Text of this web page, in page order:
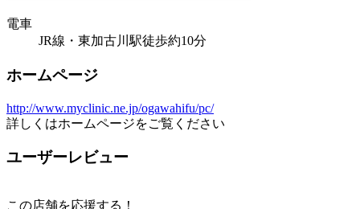
電車
JR線・東加古川駅徒歩約10分
ホームページ
http://www.myclinic.ne.jp/ogawahifu/pc/
詳しくはホームページをご覧ください
ユーザーレビュー
この店舗を応援する！